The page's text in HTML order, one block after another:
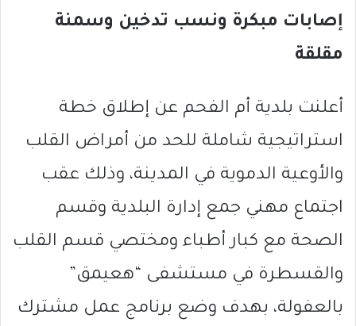
إصابات مبكرة ونسب تدخين وسمنة
مقلقة
أعلنت بلدية أم الفحم عن إطلاق خطة
استراتيجية شاملة للحد من أمراض القلب
والأوعية الدموية في المدينة، وذلك عقب
اجتماع مهني جمع إدارة البلدية وقسم
الصحة مع كبار أطباء ومختصي قسم القلب
والقسطرة في مستشفى “هعيمق”
بالعفولة، بهدف وضع برنامج عمل مشترك